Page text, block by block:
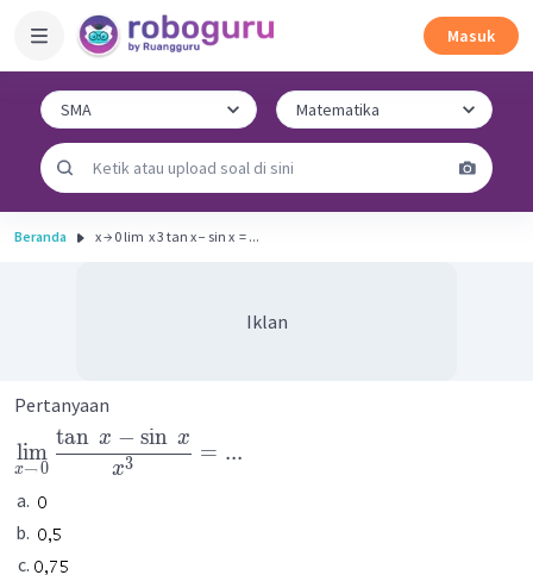
Masuk
Beranda x → 0 lim ​ x 3 tan x − sin x ​ = ...
Iklan
Pertanyaan
x→0
lim
x3
tan x − sin x
= ...